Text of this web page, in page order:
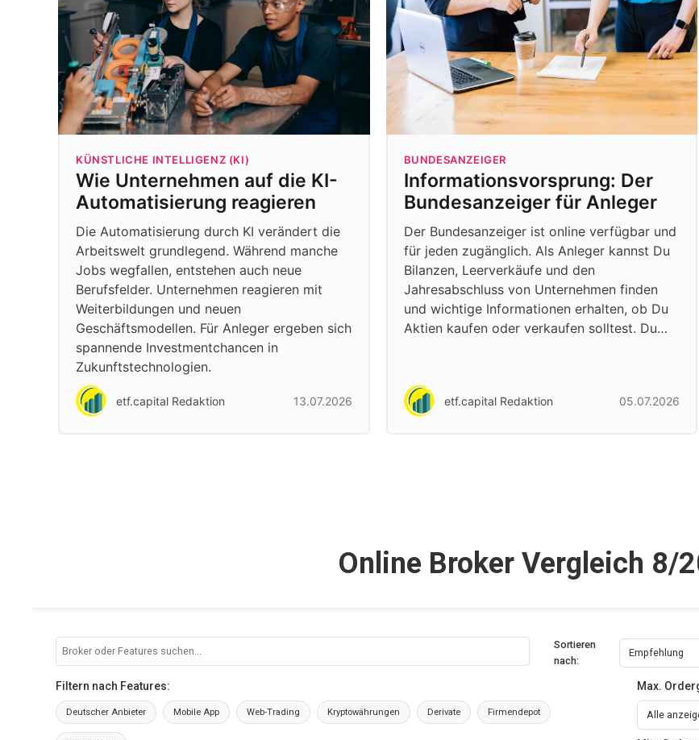
KÜNSTLICHE INTELLIGENZ (KI)
Wie Unternehmen auf die KI-
Automatisierung reagieren
Die Automatisierung durch KI verändert die
Arbeitswelt grundlegend. Während manche
Jobs wegfallen, entstehen auch neue
Berufsfelder. Unternehmen reagieren mit
Weiterbildungen und neuen
Geschäftsmodellen. Für Anleger ergeben sich
spannende Investmentchancen in
Zukunftstechnologien.
etf.capital Redaktion 13.07.2026
BUNDESANZEIGER
Informationsvorsprung: Der
Bundesanzeiger für Anleger
Der Bundesanzeiger ist online verfügbar und
für jeden zugänglich. Als Anleger kannst Du
Bilanzen, Leerverkäufe und den
Jahresabschluss von Unternehmen finden
und wichtige Informationen erhalten, ob Du
Aktien kaufen oder verkaufen solltest. Du…
etf.capital Redaktion 05.07.2026